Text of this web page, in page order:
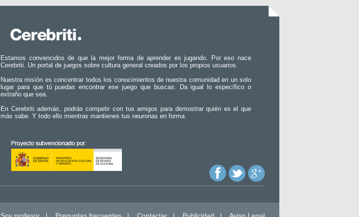
Estamos convencidos de que la mejor forma de aprender es jugando. Por eso nace
Cerebriti. Un portal de juegos sobre cultura general creados por los propios usuarios.
Nuestra misión es concentrar todos los conocimientos de nuestra comunidad en un solo
lugar para que tú puedas encontrar ese juego que buscas. Da igual lo específico o
extraño que sea.
En Cerebriti además, podrás competir con tus amigos para demostrar quién es el que
más sabe. Y todo ello mientras mantienes tus neuronas en forma.